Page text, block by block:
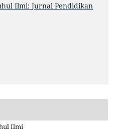
Ilmi: Jurnal Pendidikan
Ilmi